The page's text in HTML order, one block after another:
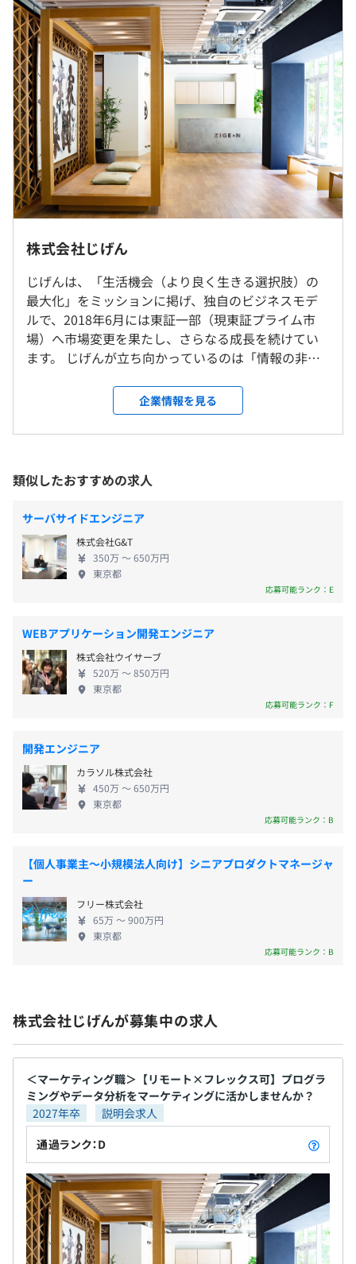
での一連の流れにかかわります。様々な業務を通してマル
チに活躍できる人にステップアップが可能であり、エンジ
ニアリングを強みとしつつ、技術サイドとビジネスサイド
のバランスを取りながらスキルを伸ばしていける環境で
す。
また、ベトナムに弊社子会社ZIGExN VeNturaがあり、弊
社グループのみに向けたオフショア開発を行っています。
定期的にベトナムよりエンジニアが来日して日本の開発を
学びながら数か月滞在するなど、VeNturaとの交流も活発
に行われております。
・「賃貸スモッカ」
日本最大級の不動産賃貸住宅情報サービス
・「アルバイトEX」
アルバイトEXは、全国の主要アルバイト募集サイト掲載
の求人情報から、まとめて一括検索ができるアルバイト求
人専門の検索サービスです。
世界中のバイヤーに日本の中古車を届ける、日本最大級の
・「セルトレ」
事故車や廃車 どんな車両でも、ベストマッチした世界中
の買取事業者へ効率的に届けるDXサービス
優良結婚相談所の情報比較サービス
・「フランチャイズ比較.net」
日本最大級120社以上のフランチャイズ募集情報比較サー
・書籍購入補助
・勉強会出席支援等
MacBook Pro 16inch／マルチモニター用ディスプレイ
従業員数（単体）：226名（2026年3月末時点）
5～6名＋オフショア開発チーム（グループ会社）で開発
しております。
月8回まで在宅勤務可
＜雇入時＞
東京本社（東京都港区虎ノ門3-4-8）及び労働者の自宅
＜変更範囲＞
会社の定める場所（労働者の自宅を含む）
受動喫煙防止措置に関する事項
屋内原則禁煙としています。
歩3分
■東京メトロ日比谷線「神谷町駅」4a出口より徒歩3分
■東京メトロ銀座線「虎ノ門駅」2番出口より徒歩7分
月給：400,000円～625,000円
※固定残業手当（45時間分）：104,047円～162,573円を
含む。
※45時間を超過した時間外労働の残業手当は追加支給
※採用時のポジションにより、試用期間終了後、
別途役職手当を支給する場合あり。
上記はあくまで想定であり、ご経験・スキルを考慮して決
定いたします
（給与改定年4回）
フレックスタイム制
・コアタイム：10:00～16:00
・フレキシブルタイム：（始業）7:00～10:00 （終業）
完全週休2日制（土日祝）
特別休暇
年末年始休業
交通費全額支給
給与改定あり：年4回
各種社会保険完備／関東ITソフトウェア健康保険組合
無期雇用
株式会社じげん
じげんは、「生活機会（より良く生きる選択肢）の
最大化」をミッションに掲げ、独自のビジネスモデ
ルで、2018年6月には東証一部（現東証プライム市
場）へ市場変更を果たし、さらなる成長を続けてい
ます。 じげんが立ち向かっているのは「情報の非対
い問題）」。インターネットの発展により格段に増
加した情報の中から、必要な情報を有機的に収束、
再構築し、パーソナライズして届けることで、ユー
できる「場」を創出しています。 事業で社会の問題
を解決するプロフェッショナル＝事業家集団とし
て、さらなる高みを目指しています。 ■基本理念
ZIGEｘNは、生活機会の最大化を目指し、インター
ネットを通じて宇宙（せかい）をつなぐ『場』を提
供することで、 社会との調和を図り、共に持続的発
らした情報爆発により、膨大な選択肢があっても、
独自の判断基準を持てない人々の増加や、情報量、
機会の格差が課題となっています。 ー じげんは大
量の情報を有機的に収束、再構築し、パーソナライ
ズして届けることで、ユーザーが自ら最良の意思決
り、共に持続的発展を追求していきます。 ■経営理
念 「OVER the DIMENSION ― 次元を超えよ！」 圧
倒的に突き抜けたサービス、圧倒的に突き抜けた会
社を創り、世の中の常識や価値観を覆します。
思決定を支援するプラットフォームとして、求人、
しています。
企業情報を見る
類似したおすすめの求人
サーバサイドエンジニア
株式会社G&T
350万 〜 650万円
東京都
応募可能ランク：E
WEBアプリケーション開発エンジニア
株式会社ウイサーブ
520万 〜 850万円
東京都
応募可能ランク：F
開発エンジニア
カラソル株式会社
450万 〜 650万円
東京都
応募可能ランク：B
【個人事業主〜小規模法人向け】シニアプロダクトマネージャ
ー
フリー株式会社
65万 〜 900万円
東京都
応募可能ランク：B
株式会社じげんが募集中の求人
＜マーケティング職＞【リモート×フレックス可】プログラ
ミングやデータ分析をマーケティングに活かしませんか？
2027年卒
説明会求人
通過ランク：D